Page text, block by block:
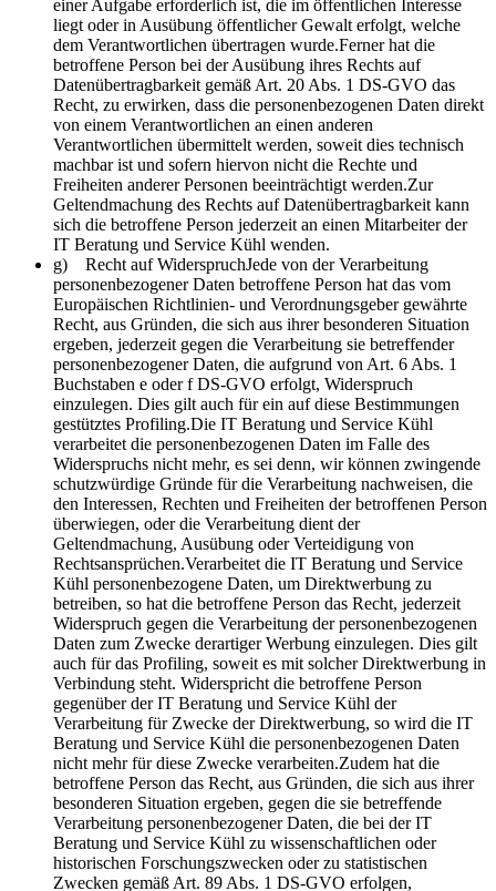
einer Aufgabe erforderlich ist, die im öffentlichen Interesse
liegt oder in Ausübung öffentlicher Gewalt erfolgt, welche
dem Verantwortlichen übertragen wurde.Ferner hat die
betroffene Person bei der Ausübung ihres Rechts auf
Datenübertragbarkeit gemäß Art. 20 Abs. 1 DS-GVO das
Recht, zu erwirken, dass die personenbezogenen Daten direkt
von einem Verantwortlichen an einen anderen
Verantwortlichen übermittelt werden, soweit dies technisch
machbar ist und sofern hiervon nicht die Rechte und
Freiheiten anderer Personen beeinträchtigt werden.Zur
Geltendmachung des Rechts auf Datenübertragbarkeit kann
sich die betroffene Person jederzeit an einen Mitarbeiter der
IT Beratung und Service Kühl wenden.
g) Recht auf WiderspruchJede von der Verarbeitung
personenbezogener Daten betroffene Person hat das vom
Europäischen Richtlinien- und Verordnungsgeber gewährte
Recht, aus Gründen, die sich aus ihrer besonderen Situation
ergeben, jederzeit gegen die Verarbeitung sie betreffender
personenbezogener Daten, die aufgrund von Art. 6 Abs. 1
Buchstaben e oder f DS-GVO erfolgt, Widerspruch
einzulegen. Dies gilt auch für ein auf diese Bestimmungen
gestütztes Profiling.Die IT Beratung und Service Kühl
verarbeitet die personenbezogenen Daten im Falle des
Widerspruchs nicht mehr, es sei denn, wir können zwingende
schutzwürdige Gründe für die Verarbeitung nachweisen, die
den Interessen, Rechten und Freiheiten der betroffenen Person
überwiegen, oder die Verarbeitung dient der
Geltendmachung, Ausübung oder Verteidigung von
Rechtsansprüchen.Verarbeitet die IT Beratung und Service
Kühl personenbezogene Daten, um Direktwerbung zu
betreiben, so hat die betroffene Person das Recht, jederzeit
Widerspruch gegen die Verarbeitung der personenbezogenen
Daten zum Zwecke derartiger Werbung einzulegen. Dies gilt
auch für das Profiling, soweit es mit solcher Direktwerbung in
Verbindung steht. Widerspricht die betroffene Person
gegenüber der IT Beratung und Service Kühl der
Verarbeitung für Zwecke der Direktwerbung, so wird die IT
Beratung und Service Kühl die personenbezogenen Daten
nicht mehr für diese Zwecke verarbeiten.Zudem hat die
betroffene Person das Recht, aus Gründen, die sich aus ihrer
besonderen Situation ergeben, gegen die sie betreffende
Verarbeitung personenbezogener Daten, die bei der IT
Beratung und Service Kühl zu wissenschaftlichen oder
historischen Forschungszwecken oder zu statistischen
Zwecken gemäß Art. 89 Abs. 1 DS-GVO erfolgen,